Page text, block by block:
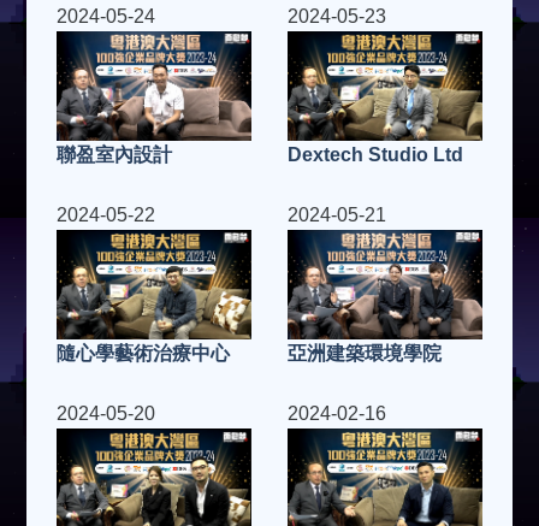
2024-05-24
聯盈室內設計
2024-05-23
Dextech Studio Ltd
2024-05-22
隨心學藝術治療中心
2024-05-21
亞洲建築環境學院
2024-05-20 2024-02-16